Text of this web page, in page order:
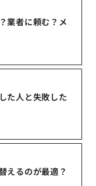
業者に頼む？メ
た人と失敗した
えるのが最適？